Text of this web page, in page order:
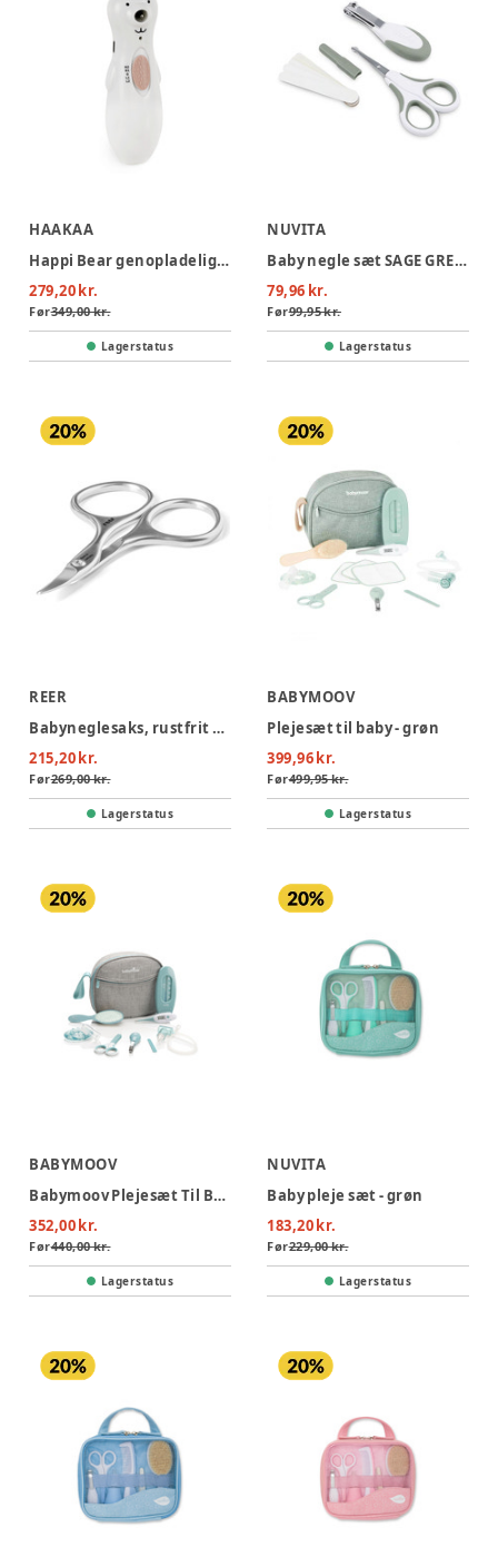
HAAKAA
Happi Bear genopladelig neglefil
279,20 kr.
Før349,00 kr.
Lagerstatus
NUVITA
Baby negle sæt SAGE GREEN
79,96 kr.
Før99,95 kr.
Lagerstatus
REER
Babyneglesaks, rustfrit stål
215,20 kr.
Før269,00 kr.
Lagerstatus
BABYMOOV
Plejesæt til baby - grøn
399,96 kr.
Før499,95 kr.
Lagerstatus
BABYMOOV
Babymoov Plejesæt Til Baby - Green
352,00 kr.
Før440,00 kr.
Lagerstatus
NUVITA
Baby pleje sæt - grøn
183,20 kr.
Før229,00 kr.
Lagerstatus